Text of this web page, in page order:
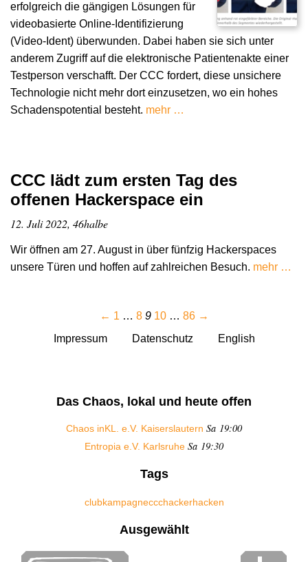
erfolgreich die gängigen Lösungen für
videobasierte Online-Identifizierung
(Video-Ident) überwunden. Dabei haben sie sich unter
anderem Zugriff auf die elektronische Patientenakte einer
Testperson verschafft. Der CCC fordert, diese unsichere
Technologie nicht mehr dort einzusetzen, wo ein hohes
Schadenspotential besteht. mehr …
CCC lädt zum ersten Tag des
offenen Hackerspace ein
12. Juli 2022, 46halbe
Wir öffnen am 27. August in über fünfzig Hackerspaces
unsere Türen und hoffen auf zahlreichen Besuch. mehr …
← 1 … 8 9 10 … 86 →
Impressum
Datenschutz English
Das Chaos, lokal und heute offen
Chaos inKL. e.V. Kaiserslautern Sa 19:00
Entropia e.V. Karlsruhe Sa 19:30
Tags
clubkampagneccchackerhacken
Ausgewählt